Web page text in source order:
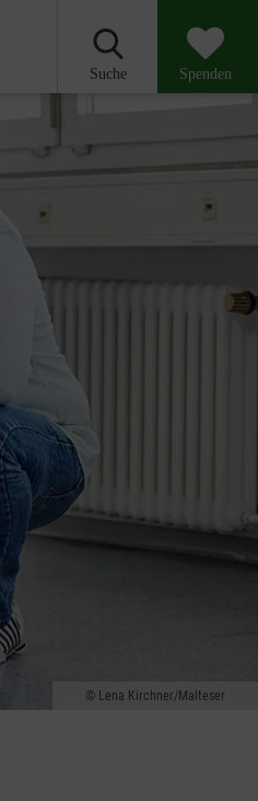
Suche Spenden
Lena Kirchner/Malteser